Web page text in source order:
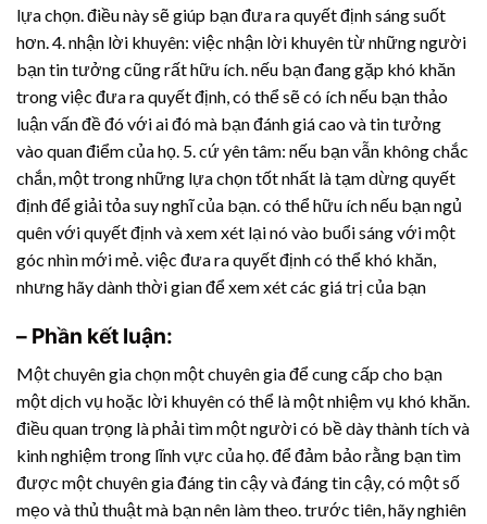
lựa chọn. điều này sẽ giúp bạn đưa ra quyết định sáng suốt
hơn. 4. nhận lời khuyên: việc nhận lời khuyên từ những người
bạn tin tưởng cũng rất hữu ích. nếu bạn đang gặp khó khăn
trong việc đưa ra quyết định, có thể sẽ có ích nếu bạn thảo
luận vấn đề đó với ai đó mà bạn đánh giá cao và tin tưởng
vào quan điểm của họ. 5. cứ yên tâm: nếu bạn vẫn không chắc
chắn, một trong những lựa chọn tốt nhất là tạm dừng quyết
định để giải tỏa suy nghĩ của bạn. có thể hữu ích nếu bạn ngủ
quên với quyết định và xem xét lại nó vào buổi sáng với một
góc nhìn mới mẻ. việc đưa ra quyết định có thể khó khăn,
nhưng hãy dành thời gian để xem xét các giá trị của bạn
– Phần kết luận:
Một chuyên gia chọn một chuyên gia để cung cấp cho bạn
một dịch vụ hoặc lời khuyên có thể là một nhiệm vụ khó khăn.
điều quan trọng là phải tìm một người có bề dày thành tích và
kinh nghiệm trong lĩnh vực của họ. để đảm bảo rằng bạn tìm
được một chuyên gia đáng tin cậy và đáng tin cậy, có một số
mẹo và thủ thuật mà bạn nên làm theo. trước tiên, hãy nghiên